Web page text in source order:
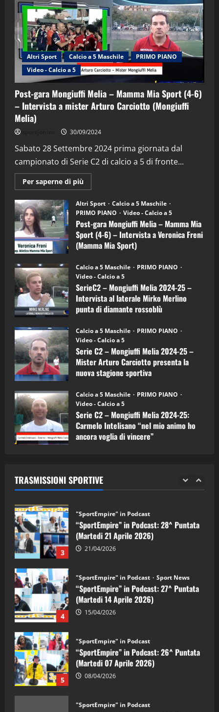
Altri Sport Calcio a 5 Maschile
PRIMO PIANO
Video - Calcio a 5
Post-gara Mongiuffi Melia – Mamma Mia Sport (4-6)
– Intervista a mister Arturo Carciotto (Mongiuffi
Melia)
30/09/2024
Sabato 28 Settembre 2024 prima giornata dal
campionato di Serie C2 di calcio a 5 di fronte...
Per saperne di più
informazioni
Post-
gara
Mongiuffi
Melia
–
Mamma
Mia
Sport
6)
–
Intervista
a
mister
Arturo
Carciotto
(Mongiuffi
Altri Sport
Calcio a 5 Maschile
PRIMO PIANO
Video - Calcio a 5
Post-gara Mongiuffi Melia – Mamma Mia
Sport (4-6) – Intervista a Veronica Freni
(Mamma Mia Sport)
Calcio a 5 Maschile
PRIMO PIANO
Video - Calcio a 5
SerieC2 – Mongiuffi Melia 2024-25 –
Intervista al laterale Mirko Merlino
punta di diamante rossoblù
Calcio a 5 Maschile
PRIMO PIANO
Video - Calcio a 5
Serie C2 – Mongiuffi Melia 2024-25 –
Mister Arturo Carciotto presenta la
nuova stagione sportiva
Calcio a 5 Maschile
PRIMO PIANO
Video - Calcio a 5
Serie C2 – Mongiuffi Melia 2024-25:
Carmelo Intelisano “nel mio animo ho
ancora voglia di vincere”
TRASMISSIONI SPORTIVE
2
“SportEmpire” in Podcast: 29^ Puntata
(Martedi 28 Aprile 2026)
28/04/2026
3
"SportEmpire" in Podcast
“SportEmpire” in Podcast: 28^ Puntata
(Martedi 21 Aprile 2026)
21/04/2026
4
“SportEmpire” in Podcast: 27^ Puntata
(Martedi 14 Aprile 2026)
15/04/2026
5
“SportEmpire” in Podcast: 26^ Puntata
(Martedi 07 Aprile 2026)
08/04/2026
1
“SportEmpire” in Podcast: 30^ Puntata
(Martedi 05 Maggio 2026)
08/05/2026
2 28/04/2026
3
“SportEmpire” in Podcast: 28^ Puntata
(Martedi 21 Aprile 2026)
4
“SportEmpire” in Podcast: 27^ Puntata
(Martedi 14 Aprile 2026)
5
“SportEmpire” in Podcast: 26^ Puntata
(Martedi 07 Aprile 2026)